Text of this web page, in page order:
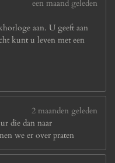
een maand geleden
aan. U geeft aan
kunt u leven met een
2 maanden geleden
die dan naar
we er over praten